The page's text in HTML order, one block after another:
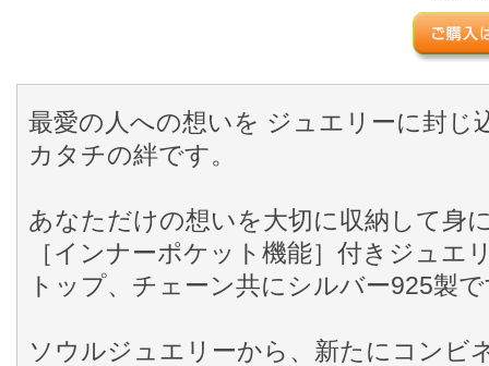
最愛の人への想いを ジュエリーに封じ
カタチの絆です。
あなただけの想いを大切に収納して身
［インナーポケット機能］付きジュエ
トップ、チェーン共にシルバー925製
ソウルジュエリーから、新たにコンビ